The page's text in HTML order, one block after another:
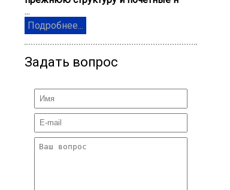
...
Подробнее...
Задать вопрос